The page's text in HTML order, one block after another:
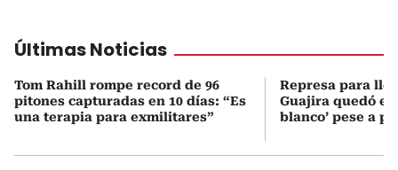
Últimas Noticias
Tom Rahill rompe record de 96
pitones capturadas en 10 días: “Es
una terapia para exmilitares”
Represa para
Guajira quedó en
blanco’ pese a